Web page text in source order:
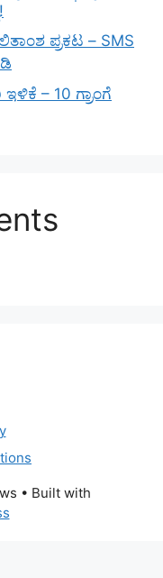
ಪ್ರಕಟ – SMS
– 10 ಗ್ರಾಂಗೆ
• Built with